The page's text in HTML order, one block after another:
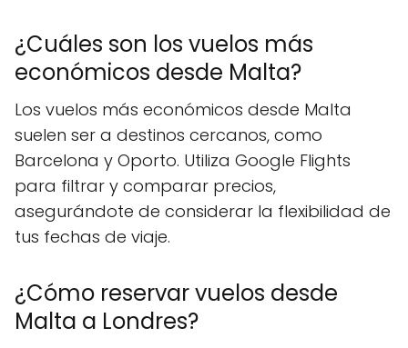
¿Cuáles son los vuelos más
económicos desde Malta?
Los vuelos más económicos desde Malta
suelen ser a destinos cercanos, como
Barcelona y Oporto. Utiliza Google Flights
para filtrar y comparar precios,
asegurándote de considerar la flexibilidad de
tus fechas de viaje.
¿Cómo reservar vuelos desde
Malta a Londres?